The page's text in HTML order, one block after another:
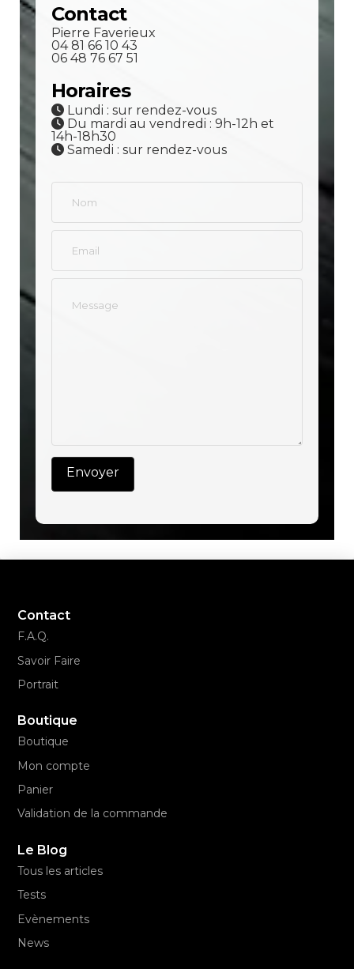
Contact
Pierre Faverieux
04 81 66 10 43
06 48 76 67 51
Horaires
Lundi : sur rendez-vous
Du mardi au vendredi : 9h-12h et
14h-18h30
Samedi : sur rendez-vous
Contact
F.A.Q.
Savoir Faire
Portrait
Boutique
Boutique
Mon compte
Panier
Validation de la commande
Le Blog
Tous les articles
Tests
Evènements
News